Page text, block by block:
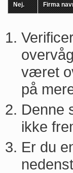
Nej. Firma
været
på
Denne
ikke
Er du